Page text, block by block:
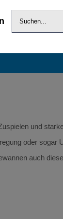
Suche
nach:
und
oder sogar
auch